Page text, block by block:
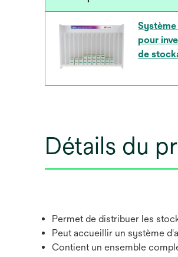
pour
de
Détails du
Permet de distribuer les
Peut accueillir un système
Contient un ensemble